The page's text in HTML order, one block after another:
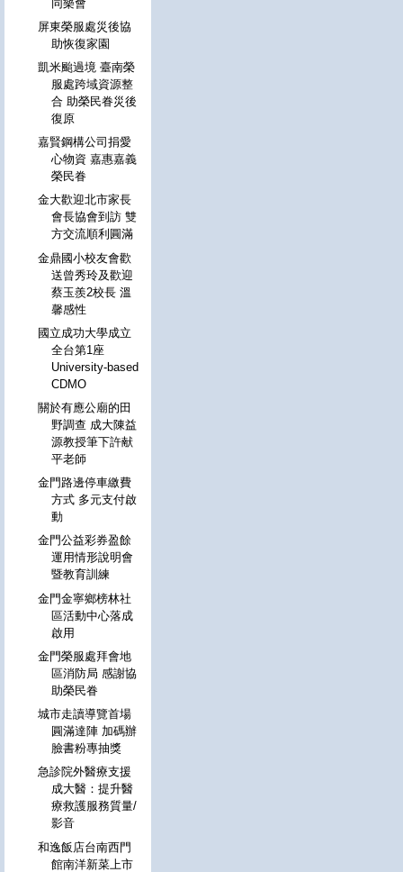
同樂會
屏東榮服處災後協
助恢復家園
凱米颱過境 臺南榮
服處跨域資源整
合 助榮民眷災後
復原
嘉賢鋼構公司捐愛
心物資 嘉惠嘉義
榮民眷
金大歡迎北市家長
會長協會到訪 雙
方交流順利圓滿
金鼎國小校友會歡
送曾秀玲及歡迎
蔡玉羨2校長 溫
馨感性
國立成功大學成立
全台第1座
University-based
CDMO
關於有應公廟的田
野調查 成大陳益
源教授筆下許献
平老師
金門路邊停車繳費
方式 多元支付啟
動
金門公益彩券盈餘
運用情形說明會
暨教育訓練
金門金寧鄉榜林社
區活動中心落成
啟用
金門榮服處拜會地
區消防局 感謝協
助榮民眷
城市走讀導覽首場
圓滿達陣 加碼辦
臉書粉專抽獎
急診院外醫療支援
成大醫：提升醫
療救護服務質量/
影音
和逸飯店台南西門
館南洋新菜上市